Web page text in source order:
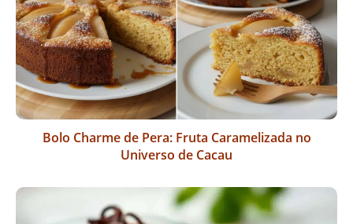
Bolo Charme de Pera: Fruta Caramelizada no
Universo de Cacau